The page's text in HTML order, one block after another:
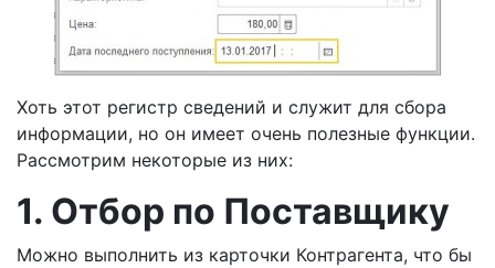
Хоть этот регистр сведений и служит для сбора
информации, но он имеет очень полезные функции.
Рассмотрим некоторые из них:
1. Отбор по Поставщику
Можно выполнить из карточки Контрагента, что бы